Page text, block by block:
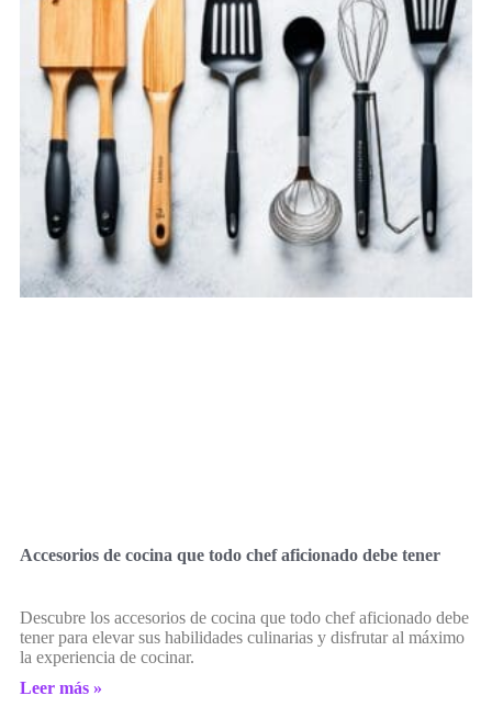
Accesorios de cocina que todo chef aficionado debe tener
Descubre los accesorios de cocina que todo chef aficionado debe
tener para elevar sus habilidades culinarias y disfrutar al máximo
la experiencia de cocinar.
Leer más »